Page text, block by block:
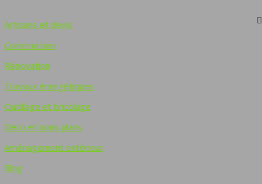
Artisans et devis
Construction
Rénovation
Travaux énergétiques
Outillage et bricolage
Déco et bons plans
Aménagement extérieur
Blog